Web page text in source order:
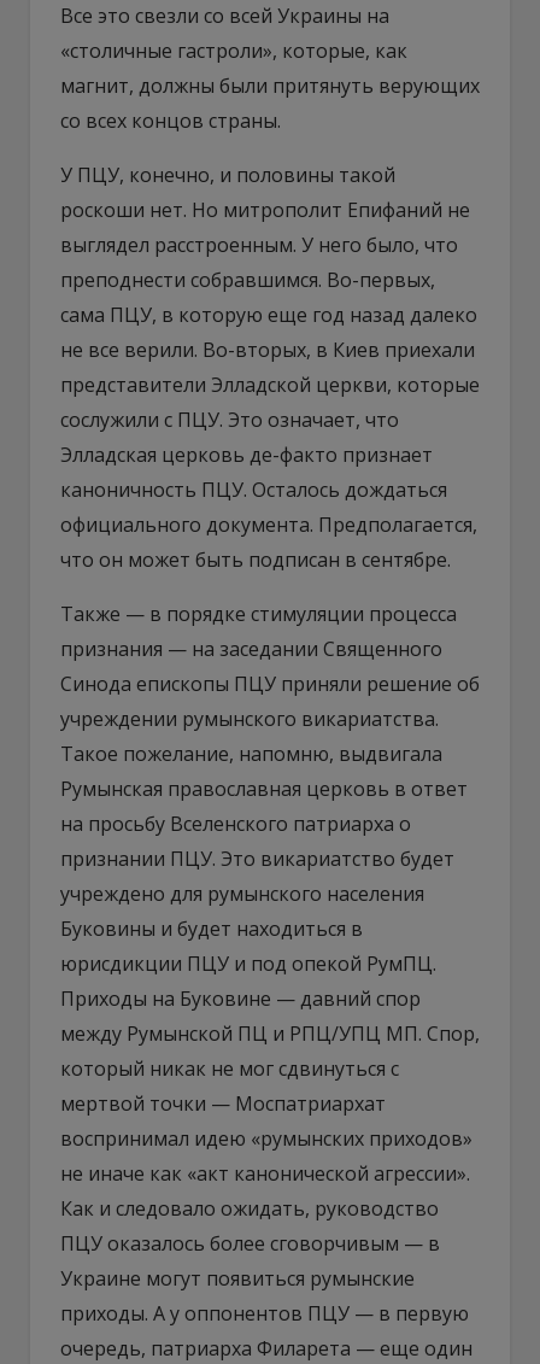
Все это свезли со всей Украины на
«столичные гастроли», которые, как
магнит, должны были притянуть верующих
со всех концов страны.
У ПЦУ, конечно, и половины такой
роскоши нет. Но митрополит Епифаний не
выглядел расстроенным. У него было, что
преподнести собравшимся. Во-первых,
сама ПЦУ, в которую еще год назад далеко
не все верили. Во-вторых, в Киев приехали
представители Элладской церкви, которые
сослужили с ПЦУ. Это означает, что
Элладская церковь де-факто признает
каноничность ПЦУ. Осталось дождаться
официального документа. Предполагается,
что он может быть подписан в сентябре.
Также — в порядке стимуляции процесса
признания — на заседании Священного
Синода епископы ПЦУ приняли решение об
учреждении румынского викариатства.
Такое пожелание, напомню, выдвигала
Румынская православная церковь в ответ
на просьбу Вселенского патриарха о
признании ПЦУ. Это викариатство будет
учреждено для румынского населения
Буковины и будет находиться в
юрисдикции ПЦУ и под опекой РумПЦ.
Приходы на Буковине — давний спор
между Румынской ПЦ и РПЦ/УПЦ МП. Спор,
который никак не мог сдвинуться с
мертвой точки — Моспатриархат
воспринимал идею «румынских приходов»
не иначе как «акт канонической агрессии».
Как и следовало ожидать, руководство
ПЦУ оказалось более сговорчивым — в
Украине могут появиться румынские
приходы. А у оппонентов ПЦУ — в первую
очередь, патриарха Филарета — еще один